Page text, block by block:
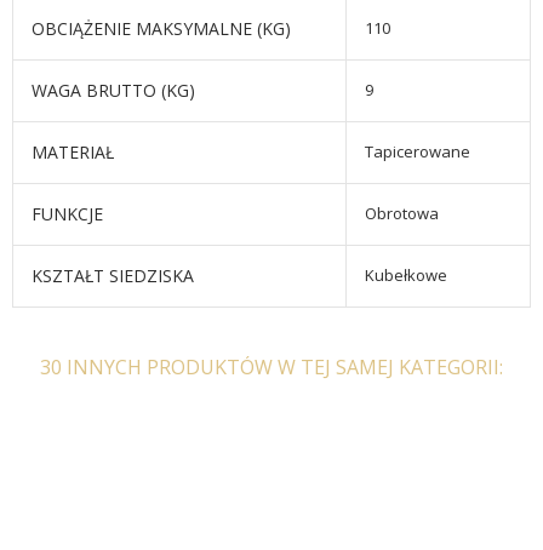
OBCIĄŻENIE MAKSYMALNE (KG) 110
WAGA BRUTTO (KG) 9
MATERIAŁ Tapicerowane
FUNKCJE Obrotowa
KSZTAŁT SIEDZISKA Kubełkowe
30 INNYCH PRODUKTÓW W TEJ SAMEJ KATEGORII: